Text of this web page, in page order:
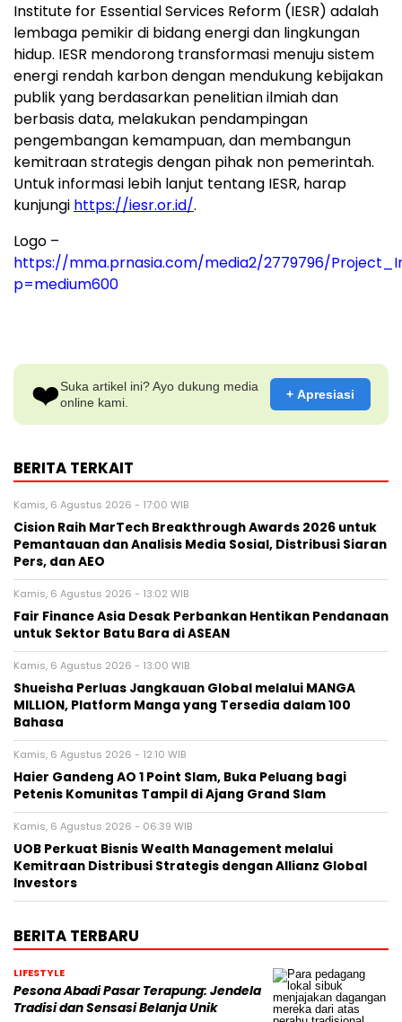
Institute for Essential Services Reform (IESR) adalah
lembaga pemikir di bidang energi dan lingkungan
hidup. IESR mendorong transformasi menuju sistem
energi rendah karbon dengan mendukung kebijakan
publik yang berdasarkan penelitian ilmiah dan
berbasis data, melakukan pendampingan
pengembangan kemampuan, dan membangun
kemitraan strategis dengan pihak non pemerintah.
Untuk informasi lebih lanjut tentang IESR, harap
kunjungi https://iesr.or.id/.
Logo –
https://mma.prnasia.com/media2/2779796/
p=medium600
❤️Suka artikel ini? Ayo dukung media
online kami.
+ Apresiasi
BERITA TERKAIT
Kamis, 6 Agustus 2026 - 17:00 WIB
Cision Raih MarTech Breakthrough Awards 2026 untuk
Pemantauan dan Analisis Media Sosial, Distribusi Siaran
Pers, dan AEO
Kamis, 6 Agustus 2026 - 13:02 WIB
Fair Finance Asia Desak Perbankan Hentikan Pendanaan
untuk Sektor Batu Bara di ASEAN
Kamis, 6 Agustus 2026 - 13:00 WIB
Shueisha Perluas Jangkauan Global melalui MANGA
MILLION, Platform Manga yang Tersedia dalam 100
Bahasa
Kamis, 6 Agustus 2026 - 12:10 WIB
Haier Gandeng AO 1 Point Slam, Buka Peluang bagi
Petenis Komunitas Tampil di Ajang Grand Slam
Kamis, 6 Agustus 2026 - 06:39 WIB
UOB Perkuat Bisnis Wealth Management melalui
Kemitraan Distribusi Strategis dengan Allianz Global
Investors
BERITA TERBARU
LIFESTYLE
Pesona Abadi Pasar Terapung: Jendela
Tradisi dan Sensasi Belanja Unik